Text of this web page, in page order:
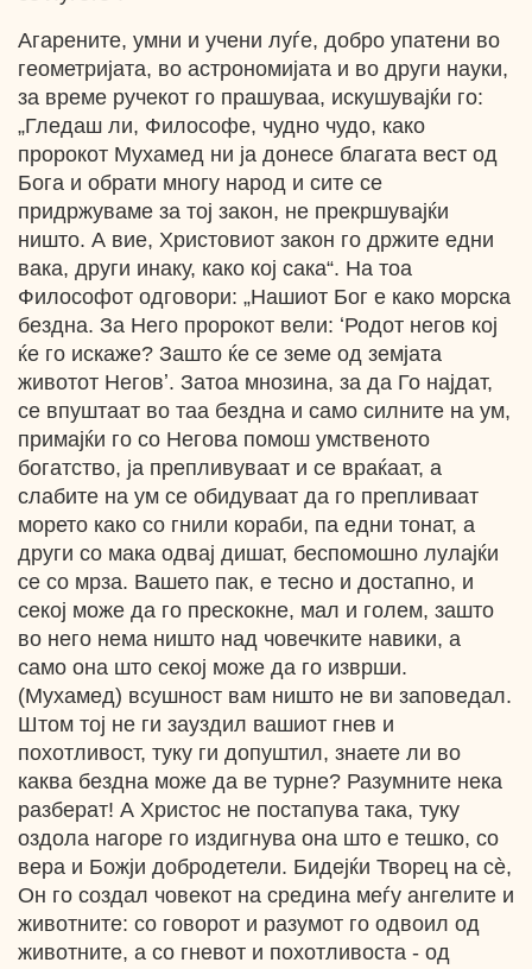
Агарените, умни и учени луѓе, добро упатени во
геометријата, во астрономијата и во други науки,
за време ручекот го прашуваа, искушувајќи го:
„Гледаш ли, Философе, чудно чудо, како
пророкот Мухамед ни ја донесе благата вест од
Бога и обрати многу народ и сите се
придржуваме за тој закон, не прекршувајќи
ништо. А вие, Христовиот закон го држите едни
вака, други инаку, како кој сака“. На тоа
Философот одговори: „Нашиот Бог е како морска
бездна. За Него пророкот вели: ʻРодот негов кој
ќе го искаже? Зашто ќе се земе од земјата
животот Неговʼ. Затоа мнозина, за да Го најдат,
се впуштаат во таа бездна и само силните на ум,
примајќи го со Негова помош умственото
богатство, ја препливуваат и се враќаат, а
слабите на ум се обидуваат да го препливаат
морето како со гнили кораби, па едни тонат, а
други со мака одвај дишат, беспомошно лулајќи
се со мрза. Вашето пак, е тесно и достапно, и
секој може да го прескокне, мал и голем, зашто
во него нема ништо над човечките навики, а
само она што секој може да го изврши.
(Мухамед) всушност вам ништо не ви заповедал.
Штом тој не ги зауздил вашиот гнев и
похотливост, туку ги допуштил, знаете ли во
каква бездна може да ве турне? Разумните нека
разберат! А Христос не постапува така, туку
оздола нагоре го издигнува она што е тешко, со
вера и Божји добродетели. Бидејќи Творец на сѐ,
Он го создал човекот на средина меѓу ангелите и
животните: со говорот и разумот го одвоил од
животните, а со гневот и похотливоста - од